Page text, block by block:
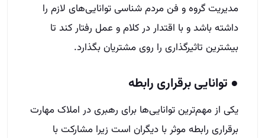
مدیریت گروه و فن مردم شناسی توانایی‌های لازم را
داشته باشد و با اقتدار در کلام و عمل رفتار کند تا
بیشترین تاثیر‌گذاری را روی مشتریان بگذارد.
● توانایی برقراری رابطه
یکی از مهم‌ترین توانایی‌ها برای رهبری در املاک مهارت
برقراری رابطه موثر با دیگران است زیرا مشارکت با